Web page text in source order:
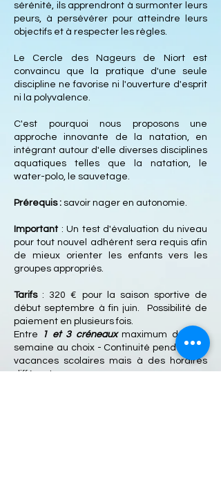
sérénité, ils apprendront à surmonter leurs
peurs, à persévérer pour atteindre leurs
objectifs et à respecter les règles.
Le Cercle des Nageurs de Niort est
convaincu que la pratique d'une seule
discipline ne favorise ni l'ouverture d'esprit
ni la polyvalence.
C'est pourquoi nous proposons une
approche innovante de la natation, en
intégrant autour d'elle diverses disciplines
aquatiques telles que la natation, le
water-polo, le sauvetage.
Prérequis : savoir nager en autonomie.
Important: Un test d'évaluation du niveau
pour tout nouvel adhérent sera requis afin
de mieux orienter les enfants vers les
groupes appropriés.
Tarifs: 320 € pour la saison sportive de
début septembre à fin juin. Possibilité de
paiement en plusieurs fois.
Entre
1 et 3 créneauxmaximum dans la
semaine au choix - Continuité pendant les
vacances scolaires mais à des horaires
différents.